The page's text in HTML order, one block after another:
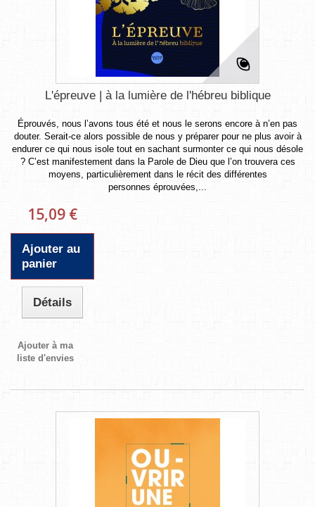
L'épreuve | à la lumière de l'hébreu biblique
Éprouvés, nous l’avons tous été et nous le serons encore à n’en pas
douter. Serait-ce alors possible de nous y préparer pour ne plus avoir à
endurer ce qui nous isole tout en sachant surmonter ce qui nous désole
? C’est manifestement dans la Parole de Dieu que l’on trouvera ces
moyens, particulièrement dans le récit des différentes
personnes éprouvées,...
15,09 €
Ajouter au
panier
Détails
Ajouter à ma
liste d'envies